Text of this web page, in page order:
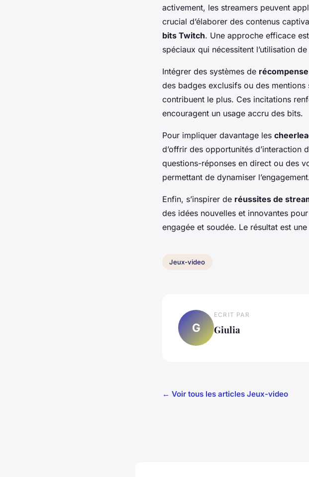
activement, les streamers peuvent
crucial d’élaborer des contenus
bits Twitch. Une approche efficace
spéciaux qui nécessitent l’utilisation
Intégrer des systèmes de récompense
des badges exclusifs ou des
contribuent le plus. Ces incitations
encouragent un usage accru des bits.
Pour impliquer davantage les
d’offrir des opportunités d’interaction
questions-réponses en direct ou des
permettant de dynamiser
Enfin, s’inspirer de réussites de
des idées nouvelles et innovantes
engagée et soudée. Le résultat est
Jeux-video
G
ECRIT PAR
Giulia
← Voir tous les articles Jeux-video